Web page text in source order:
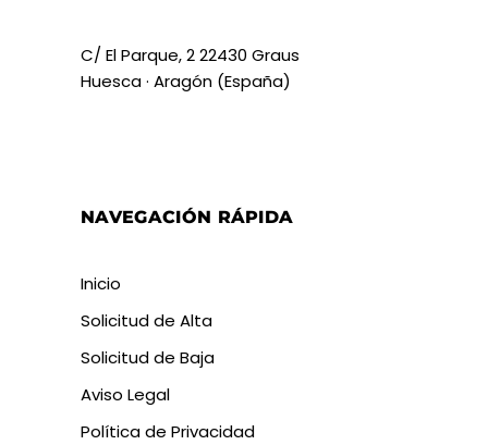
C/ El Parque, 2 22430 Graus
Huesca · Aragón (España)
NAVEGACIÓN RÁPIDA
Inicio
Solicitud de Alta
Solicitud de Baja
Aviso Legal
Política de Privacidad